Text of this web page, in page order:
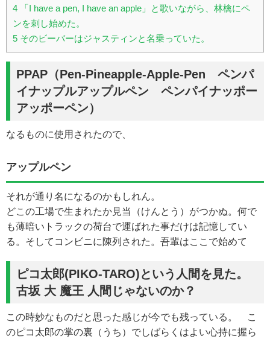
4 「I have a pen, I have an apple」と歌いながら、林檎にペ
ンを刺し始めた。
5 そのビーバーはジャスティンと名乗っていた。
PPAP（Pen-Pineapple-Apple-Pen ペンパ
イナップルアップルペン ペンパイナッポー
アッポーペン）
なるものに使用されたので、
アップルペン
それが通り名になるのかもしれん。
どこの工場で生まれたか見当（けんとう）がつかぬ。何で
も薄暗いトラックの荷台で運ばれた事だけは記憶してい
る。そしてコンビニに陳列された。吾輩はここで始めて
ピコ太郎(PIKO-TARO)という人間を見た。
古坂 大 魔王 人間じゃないのか？
この時妙なものだと思った感じが今でも残っている。 こ
のピコ太郎の掌の裏（うち）でしばらくはよい心持に握ら